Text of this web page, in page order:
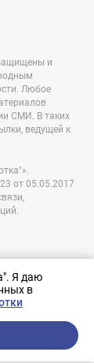
Я даю
в
и
Любое
СМИ. В таких
ведущей к
от 05.05.2017